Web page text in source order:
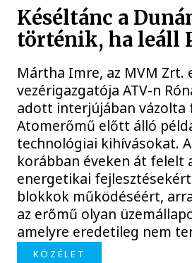
Késéltánc a
történik, ha leáll
Mártha Imre, az MVM Zrt.
vezérigazgatója ATV-n
adott interjújában vázolta
Atomerőmű előtt álló
technológiai kihívásokat.
korábban éveken át felelt
energetikai
blokkok működéséért,
az erőmű olyan
amelyre eredetileg nem
KÖZÉLET